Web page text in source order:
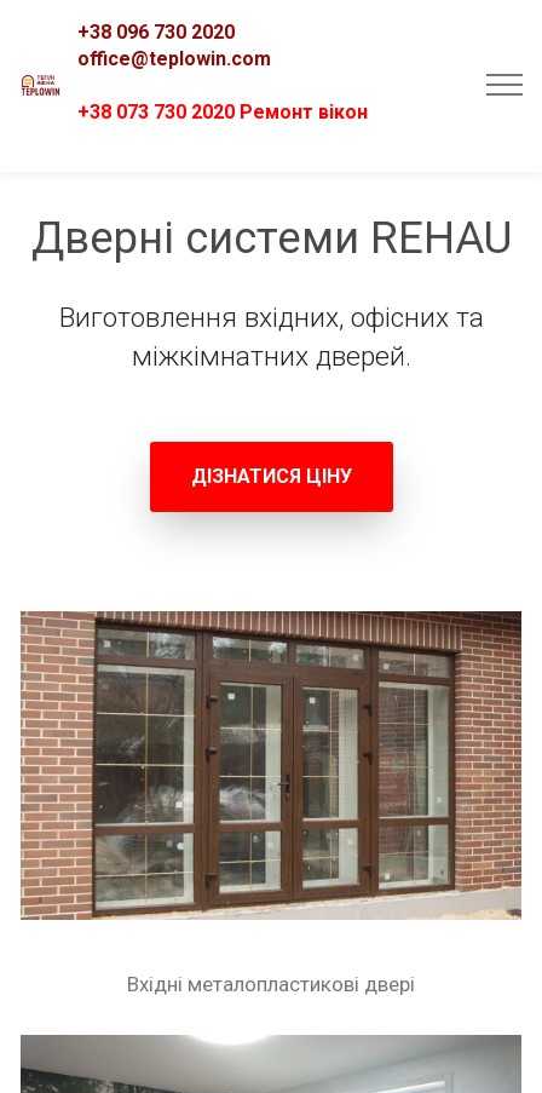
+38 096 730 2020
office@teplowin.com
+38 073 730 2020 Ремонт вікон
Дверні системи REHAU
Виготовлення вхідних, офісних та
міжкімнатних дверей.
ДІЗНАТИСЯ ЦІНУ
Вхідні металопластикові двері